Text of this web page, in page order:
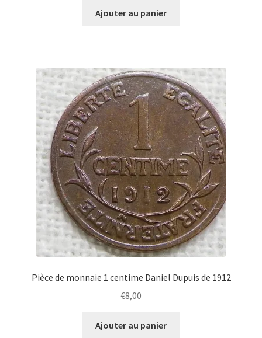
Ajouter au panier
Pièce de monnaie 1 centime Daniel Dupuis de 1912
€8,00
Ajouter au panier